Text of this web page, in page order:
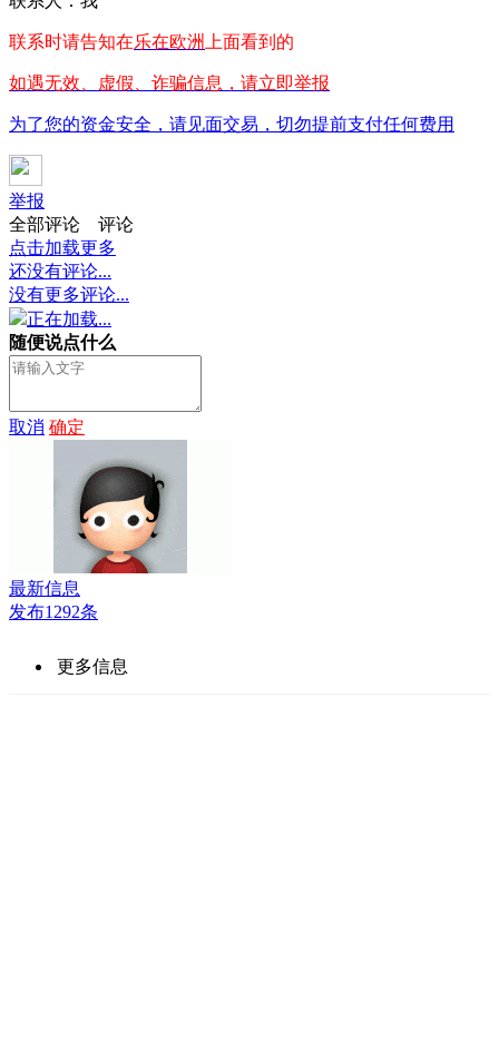
联系时请告知在乐在欧洲 上面看到的
如遇无效、虚假、诈骗信息，请立即举报
为了您的资金安全，请见面交易，切勿提前支付任何费用
举报
全部评论
评论
点击加载更多
还没有评论...
没有更多评论...
正在加载...
随便说点什么
取消 确定
最新信息
发布1292条
更多信息